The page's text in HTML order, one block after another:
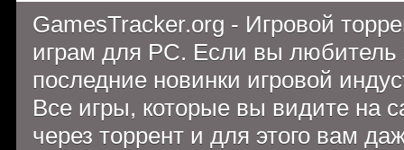
GamesTracker.org - Игровой
играм для PC. Если вы
последние новинки игровой
Все игры, которые вы видите на
через торрент и для этого вам